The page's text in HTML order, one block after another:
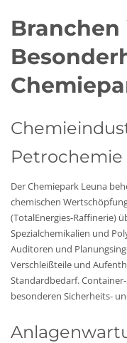
Branchen
Petrochemie
Der Chemiepark Leuna
chemischen
(TotalEnergies-Raffinerie)
Spezialchemikalien und
Auditoren und
Verschleißteile und
Standardbedarf.
besonderen Sicherheits-